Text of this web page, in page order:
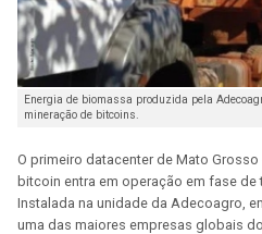
Energia de biomassa produzida pela
mineração de bitcoins.
O primeiro datacenter de Mato
bitcoin entra em operação em fase de
Instalada na unidade da Adecoagro,
uma das maiores empresas globais